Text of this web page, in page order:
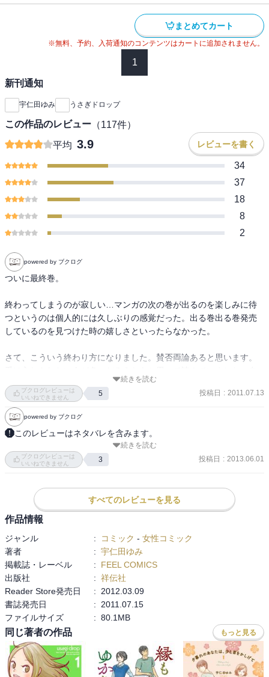
まとめてカート
※無料、予約、入荷通知のコンテンツはカートに追加されません。
1
新刊通知
宇仁田ゆみ うさぎドロップ
この作品のレビュー （117件）
平均 3.9 レビューを書く
34
37
18
8
2
powered by ブクログ
ついに最終巻。
終わってしまうのが寂しい…マンガの次の巻が出るのを楽しみに待
つというのは個人的には久しぶりの感覚だった。出る巻出る巻発売
しているのを見つけた時の嬉しさといったらなかった。
さて、こういう終わり方になりました。賛否両論あると思います。
分もなんとなく「そうなるのか？」という違和感が初読ではあった
ように思います。ただ、9.5巻の河内遙さんと宇仁田さんの対談を読
み、それからまた何度か９巻を読み返してみて、これはとても素晴
らしい終わり方なんではないだろうか、と思うようになりました。
りんがダイキチに抱く恋愛感情（のようなもの？）について考えて
みました。
ます。りんはダイキチ自身の子ではないわけですから。その理屈抜
きの愛情を注がれたりんの心の中に芽生える様々な複雑な感情は、
実際のところなかなかたやすく言葉にはできないものなのだと思い
ものなのでしょう。りん自身も自分の気持ちをもてあまし「境界線
とかどうなっているのか…」という言葉を口に出したりします。
そしてダイキチがりんに対して抱く感情についても考えてみまし
た。
最後のほうでダイキチがりんのことを「高嶺の花」だと言うところ
があります。何となくなんですが、これは作者宇仁田さんがダイキ
チにかなり言わせたかったセリフなんではないか、と勝手に想像し
ています。家のことや勉強もきっちりする、といったしっかりもの
の要素に加え、紅璃先輩に果敢に立ち向かっていくようなりんの芯
の強さに、ダイキチが女性としての美しさのようなものを見てい
続きを読む
ブクログレビューは
いいねできません
5 投稿日 : 2011.07.13
powered by ブクログ
このレビューはネタバレを含みます。
いい大人同士なのに、自分たちのことになると慌ててしまうダイキ
キママの決断とダイキチの関係がせつなかった。
最後まで親目線でリンを見守り考え続けたダイキチだからこそダイ
キチとりんの絆は親子のような関係で一貫してほしかったなぁとも
思う。
続きを読む
ブクログレビューは
いいねできません
3 投稿日 : 2013.06.01
すべてのレビューを見る
作品情報
ジャンル : コミック - 女性コミック
著者
: 宇仁田ゆみ
掲載誌・レーベル
:
FEEL COMICS
出版社
: 祥伝社
Reader Store発売日
:
2012.03.09
書誌発売日
:
2011.07.15
ファイルサイズ
: 80.1MB
同じ著者の作品 もっと見る